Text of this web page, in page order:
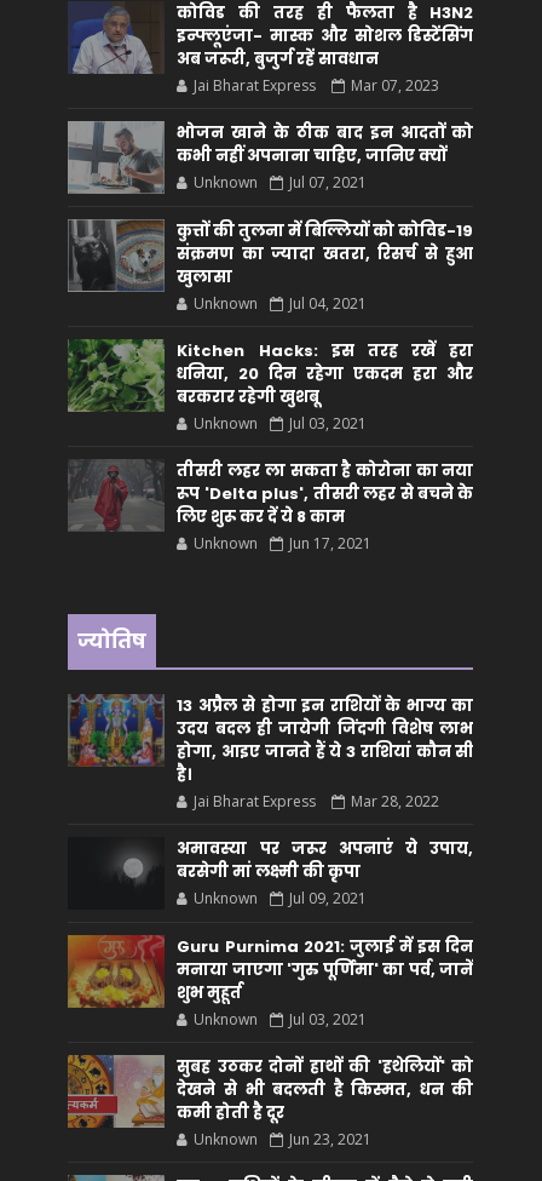
कोविड की तरह ही फैलता है H3N2
इन्फ्लूएंजा- मास्क और सोशल डिस्टेंसिंग
अब जरूरी, बुजुर्ग रहें सावधान
Jai Bharat Express Mar 07, 2023
भोजन खाने के ठीक बाद इन आदतों को
कभी नहीं अपनाना चाहिए, जानिए क्यों
Unknown Jul 07, 2021
कुत्तों की तुलना में बिल्लियों को कोविड-19
संक्रमण का ज्यादा खतरा, रिसर्च से हुआ
खुलासा
Unknown Jul 04, 2021
Kitchen Hacks: इस तरह रखें हरा
धनिया, 20 दिन रहेगा एकदम हरा और
बरकरार रहेगी खुशबू
Unknown Jul 03, 2021
तीसरी लहर ला सकता है कोरोना का नया
रूप 'Delta plus', तीसरी लहर से बचने के
लिए शुरू कर दें ये 8 काम
Unknown Jun 17, 2021
ज्योतिष
13 अप्रैल से होगा इन राशियों के भाग्य का
उदय बदल ही जायेगी जिंदगी विशेष लाभ
होगा, आइए जानते हैं ये 3 राशियां कौन सीं
है।
Jai Bharat Express Mar 28, 2022
अमावस्या पर जरूर अपनाएं ये उपाय,
बरसेगी मां लक्ष्मी की कृपा
Unknown Jul 09, 2021
Guru Purnima 2021: जुलाई में इस दिन
मनाया जाएगा 'गुरु पूर्णिमा' का पर्व, जानें
शुभ मुहूर्त
Unknown Jul 03, 2021
सुबह उठकर दोनों हाथों की 'हथेलियों' को
देखने से भी बदलती है किस्मत, धन की
कमी होती है दूर
Unknown Jun 23, 2021